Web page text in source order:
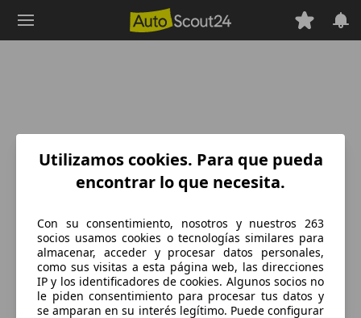
Utilizamos cookies. Para que pueda
encontrar lo que necesita.
Con su consentimiento, nosotros y nuestros 263
socios usamos cookies o tecnologías similares para
almacenar, acceder y procesar datos personales,
como sus visitas a esta página web, las direcciones
IP y los identificadores de cookies. Algunos socios no
le piden consentimiento para procesar tus datos y
se amparan en su interés legítimo. Puede configurar